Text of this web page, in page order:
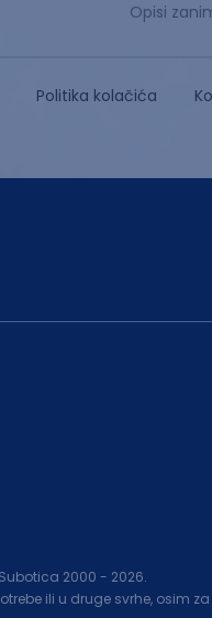
Opisi
Politika kolačića
2000 - 2026.
ili u druge svrhe, osim